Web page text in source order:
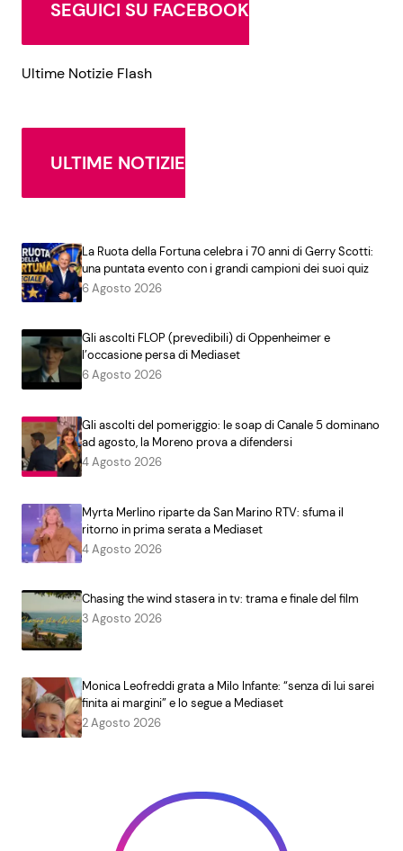
SEGUICI SU FACEBOOK
Ultime Notizie Flash
ULTIME NOTIZIE
La Ruota della Fortuna celebra i 70 anni di Gerry Scotti:
una puntata evento con i grandi campioni dei suoi quiz
6 Agosto 2026
Gli ascolti FLOP (prevedibili) di Oppenheimer e
l’occasione persa di Mediaset
6 Agosto 2026
Gli ascolti del pomeriggio: le soap di Canale 5 dominano
ad agosto, la Moreno prova a difendersi
4 Agosto 2026
Myrta Merlino riparte da San Marino RTV: sfuma il
ritorno in prima serata a Mediaset
4 Agosto 2026
Chasing the wind stasera in tv: trama e finale del film
3 Agosto 2026
Monica Leofreddi grata a Milo Infante: “senza di lui sarei
finita ai margini” e lo segue a Mediaset
2 Agosto 2026